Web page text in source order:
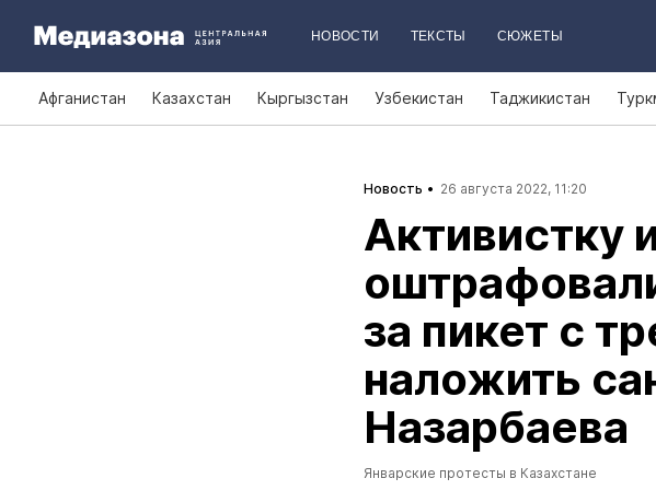
НОВОСТИ ТЕКСТЫ СЮЖЕТЫ
Афганистан Казахстан Кыргызстан Узбекистан Таджикистан
Новость 26 августа 2022, 11:20
Активистку
за пикет с
наложить
Назарбаева
Январские протесты в Казахстане